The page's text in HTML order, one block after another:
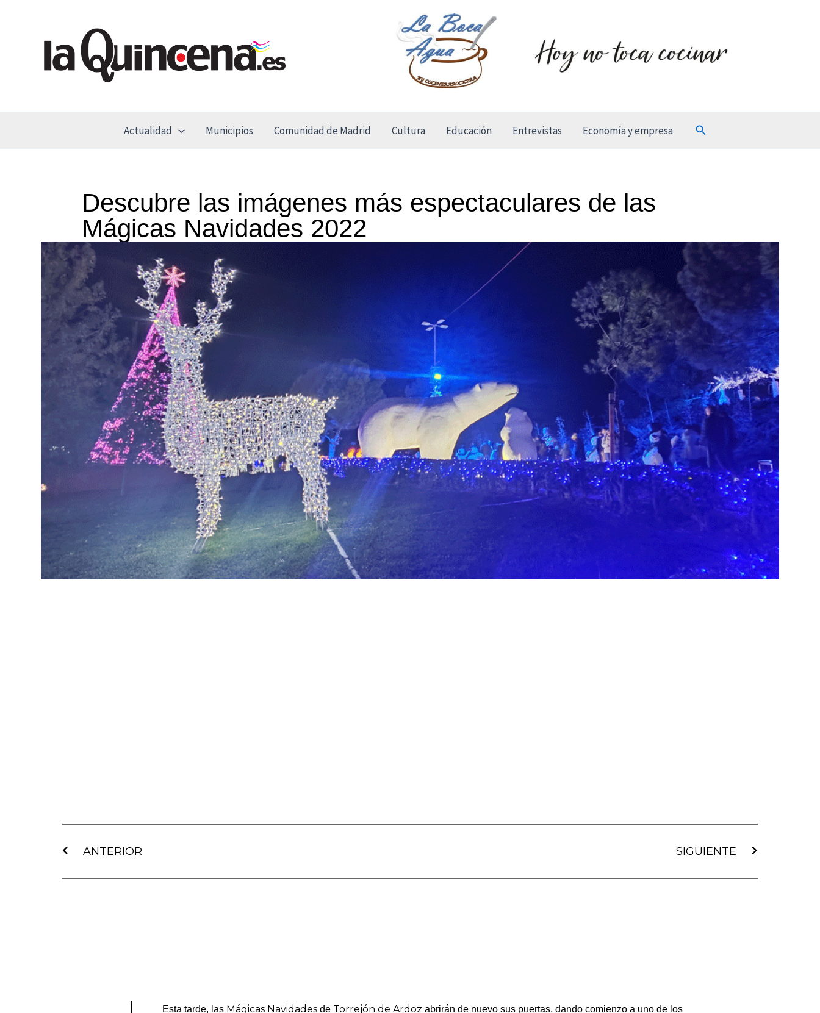
contenido
Actualidad Municipios Comunidad de Madrid Cultura Educación Entrevistas Economía y empresa Buscar
Descubre las imágenes más espectaculares de las
Mágicas Navidades 2022
ANTERIOR SIGUIENTE
Esta tarde, las Mágicas Navidades de Torrejón de Ardoz abrirán de nuevo sus puertas, dando comienzo a uno de los